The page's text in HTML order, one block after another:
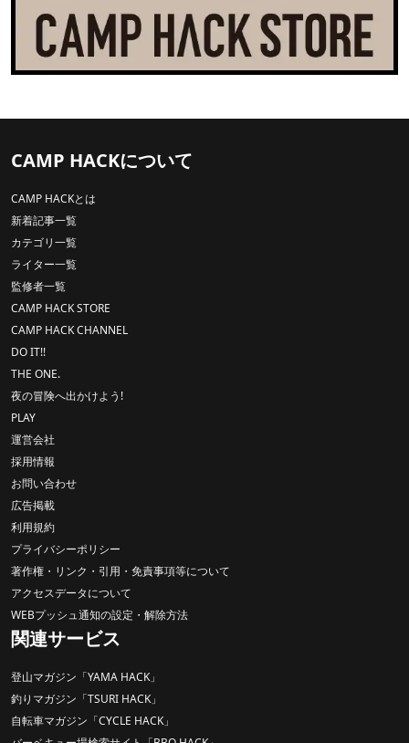
CAMP HACKについて
CAMP HACKとは
新着記事一覧
カテゴリ一覧
ライター一覧
監修者一覧
CAMP HACK STORE
CAMP HACK CHANNEL
DO IT!!
THE ONE.
夜の冒険へ出かけよう!
PLAY
運営会社
採用情報
お問い合わせ
広告掲載
利用規約
プライバシーポリシー
著作権・リンク・引用・免責事項等について
アクセスデータについて
WEBプッシュ通知の設定・解除方法
関連サービス
登山マガジン「YAMA HACK」
釣りマガジン「TSURI HACK」
自転車マガジン「CYCLE HACK」